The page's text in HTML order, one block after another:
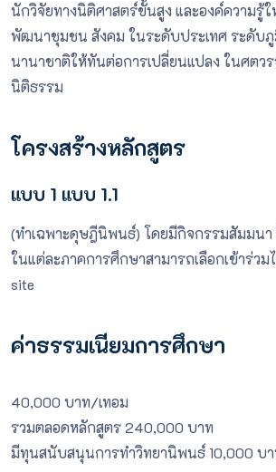
นักวิจัยทางนิติศาสตร์ขั้นสูง และองค์ความรู้ใ
พัฒนาชุมชน สังคม ในระดับประเทศ ระดับ
นานาชาติให้ทันต่อการเปลี่ยนแปลง ในศตว
นิติธรรม
โครงสร้างหลักสูตร
แบบ 1 แบบ 1.1
(ทำเฉพาะดุษฎีนิพนธ์) โดยมีกิจกรรมสัมมนา
ในแต่ละภาคการศึกษาสามารถเลือกเข้าร่วม
site
ค่าธรรมเนียมการศึกษา
40,000 บาท/เทอม
รวมตลอดหลักสูตร 240,000 บาท
มีทุนสนับสนุนการทำวิทยานิพนธ์ 10,000 บ